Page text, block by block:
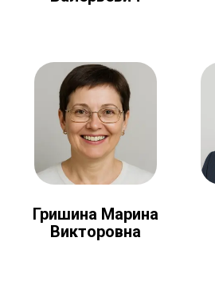
Гришина Марина
Викторовна